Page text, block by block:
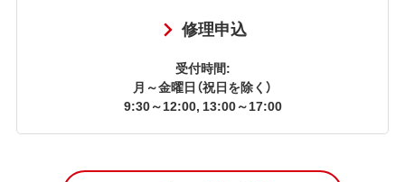
修理申込
受付時間:
月～金曜日（祝日を除く）
9:30～12:00, 13:00～17:00